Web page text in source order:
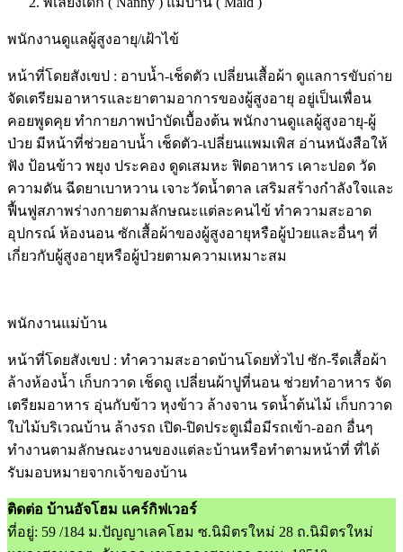
พนักงานดูแลผู้สูงอายุ/เฝ้าไข้
หน้าที่โดยสังเขป : อาบน้ำ-เช็ดตัว เปลี่ยนเสื้อผ้า ดูแลการขับถ่าย
จัดเตรียมอาหารและยาตามอาการของผู้สูงอายุ อยู่เป็นเพื่อน
คอยพูดคุย ทำกายภาพบำบัดเบื้องต้น พนักงานดูแลผู้สูงอายุ-ผู้
ป่วย มีหน้าที่ช่วยอาบน้ำ เช็ดตัว-เปลี่ยนแพมเพิส อ่านหนังสือให้
ฟัง ป้อนข้าว พยุง ประคอง ดูดเสมหะ ฟิตอาหาร เคาะปอด วัด
ความดัน ฉีดยาเบาหวาน เจาะวัดน้ำตาล เสริมสร้างกำลังใจและ
ฟื้นฟูสภาพร่างกายตามลักษณะแต่ละคนไข้ ทำความสะอาด
อุปกรณ์ ห้องนอน ซักเสื้อผ้าของผู้สูงอายุหรือผู้ป่วยและอื่นๆ ที่
เกี่ยวกับผู้สูงอายุหรือผู้ป่วยตามความเหมาะสม
พนักงานแม่บ้าน
หน้าที่โดยสังเขป : ทำความสะอาดบ้านโดยทั่วไป ซัก-รีดเสื้อผ้า
ล้างห้องน้ำ เก็บกวาด เช็ดถู เปลี่ยนผ้าปูที่นอน ช่วยทำอาหาร จัด
เตรียมอาหาร อุ่นกับข้าว หุงข้าว ล้างจาน รดน้ำต้นไม้ เก็บกวาด
ใบไม้บริเวณบ้าน ล้างรถ เปิด-ปิดประตูเมื่อมีรถเข้า-ออก อื่นๆ
ทำงานตามลักษณะงานของแต่ละบ้านหรือทำตามหน้าที่ ที่ได้
รับมอบหมายจากเจ้าของบ้าน
ติดต่อ บ้านอัจโฮม แคร์กิฟเวอร์
ที่อยู่: 59 /184 ม.ปัญญาเลคโฮม ซ.นิมิตรใหม่ 28 ถ.นิมิตรใหม่